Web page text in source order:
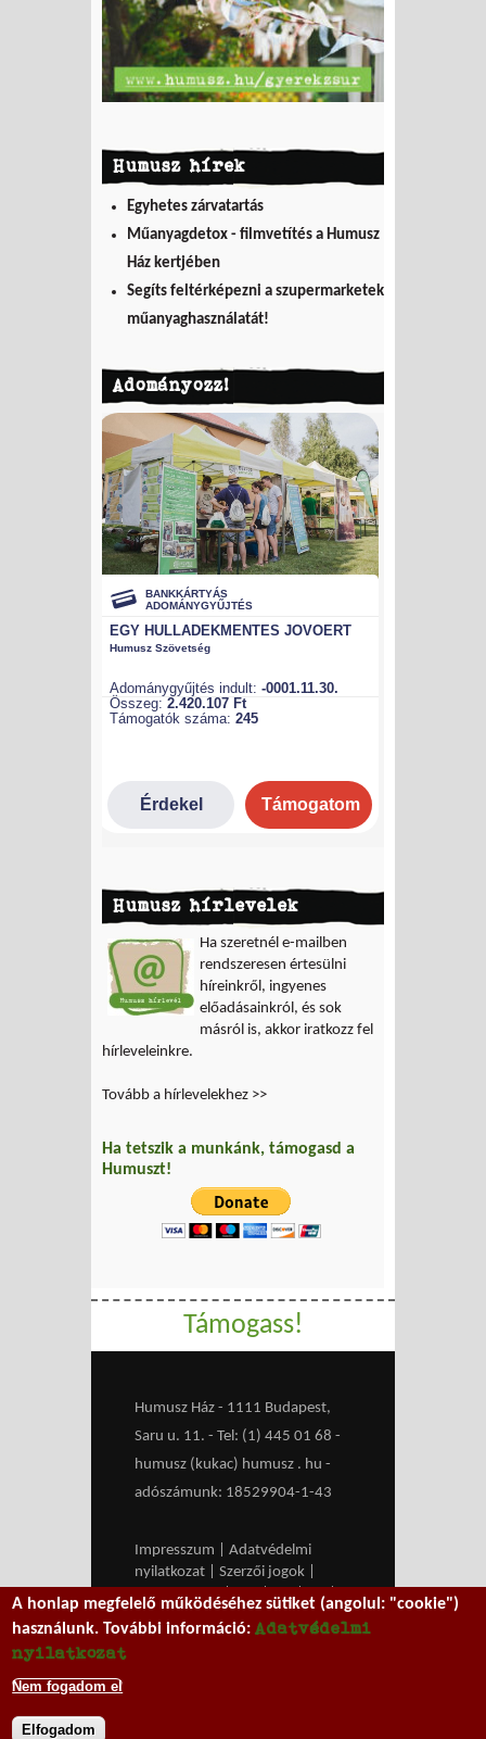
Humusz hírek
Egyhetes zárvatartás
Műanyagdetox - filmvetítés a Humusz
Ház kertjében
Segíts feltérképezni a szupermarketek
műanyaghasználatát!
Adományozz!
Humusz hírlevelek
Ha szeretnél e-mailben
rendszeresen értesülni
híreinkről, ingyenes
előadásainkról, és sok
másról is, akkor iratkozz fel
hírleveleinkre.
Tovább a hírlevelekhez >>
Ha tetszik a munkánk, támogasd a
Humuszt!
Támogass!
Humusz Ház - 1111 Budapest,
Saru u. 11. - Tel: (1) 445 01 68 -
humusz (kukac) humusz . hu -
adószámunk: 18529904-1-43
Impresszum
Adatvédelmi
nyilatkozat
Szerzői jogok
Médiaajánlat
RSS HU| EN
A honlap megfelelő működéséhez sütiket (angolul: "cookie")
használunk. További információ:Adatvédelmi
nyilatkozat
Nem fogadom el
Elfogadom